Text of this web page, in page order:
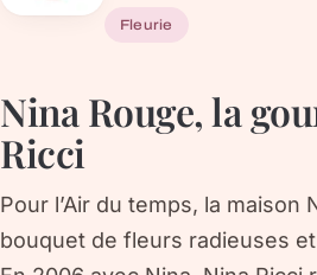
Fleurie
Nina Rouge, la
Ricci
Pour l’Air du temps, la
bouquet de fleurs radieuses